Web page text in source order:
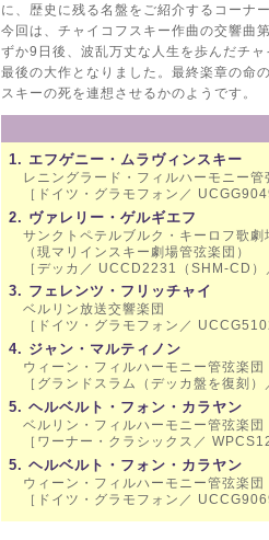
に、歴史に残る名盤をご紹介するコーナー
今回は、チャイコフスキー作曲の交響曲
ずか9日後、波乱万丈な人生を歩んだチ
最後の大作となりました。最終楽章の命
スキーの死を連想させるかのようです。
1. エフゲニー・ムラヴィンスキー
レニングラード・フィルハーモニー管
［ドイツ・グラモフォン／
2. ヴァレリー・ゲルギエフ
サンクトペテルブルク・キーロフ歌劇
（現マリインスキー劇場管弦楽団）
［デッカ／ UCCD2231（SHM-CD）
3. フェレンツ・フリッチャイ
ベルリン放送交響楽団
［ドイツ・グラモフォン／
4. ジャン・マルティノン
ウィーン・フィルハーモニー管弦楽団
［グランドスラム（デッカ盤を復刻）
5. ヘルベルト・フォン・カラヤン
ベルリン・フィルハーモニー管弦楽団
［ワーナー・クラシックス／
5. ヘルベルト・フォン・カラヤン
ウィーン・フィルハーモニー管弦楽団
［ドイツ・グラモフォン／